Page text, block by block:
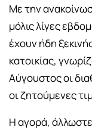
Με την
μόλις λίγες
έχουν ήδη
κατοικίας,
Αύγουστος οι
οι ζητούμενες
Η αγορά,